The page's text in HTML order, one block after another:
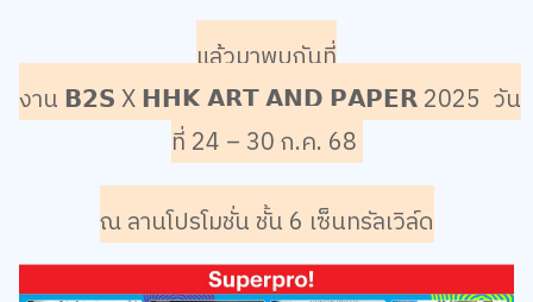
แล้วมาพบกันที่
งาน 𝗕𝟮𝗦X𝗛𝗛𝗞𝗔𝗥𝗧𝗔𝗡𝗗 𝗣𝗔𝗣𝗘𝗥2025 วัน
ที่ 24 – 30ก.ค. 68
ณ ลานโปรโมชั่น ชั้น 6 เซ็นทรัลเวิล์ด